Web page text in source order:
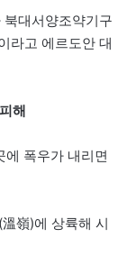
대서양조약기구
라고 에르도안 대
해
폭우가 내리면
嶺)에 상륙해 시